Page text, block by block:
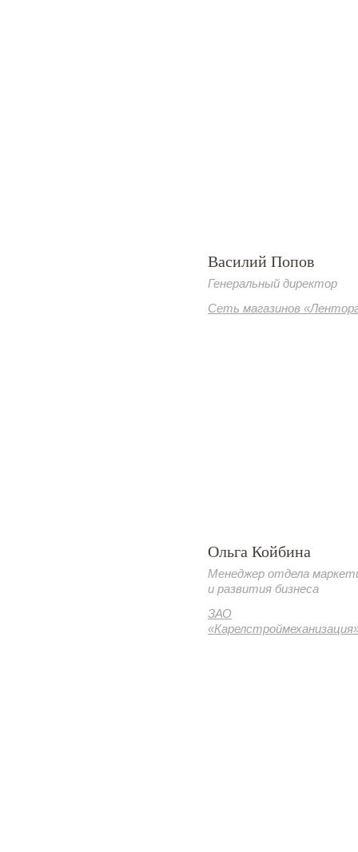
Василий Попов
Генеральный директор
Сеть магазинов
Ольга Койбина
Менеджер отдела
и развития бизнеса
ЗАО